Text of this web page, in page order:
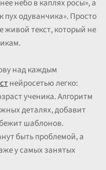
небо в каплях росы», а
пух одуванчика». Просто
живой текст, который не
над каждым
нейросетью легко:
ученика. Алгоритм
деталях, добавит
шаблонов.
быть проблемой, а
у самых занятых